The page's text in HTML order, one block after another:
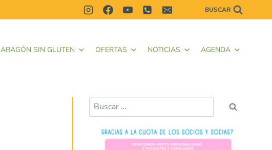
BUSCAR
ARAGÓN SIN GLUTEN OFERTAS NOTICIAS AGENDA
Buscar: